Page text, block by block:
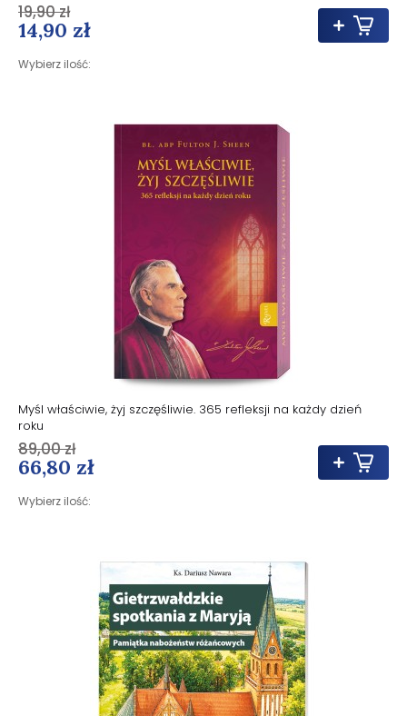
14,90 zł
Wybierz ilość:
19,90 zł
Myśl właściwie, żyj szczęśliwie. 365 refleksji na każdy dzień
roku
66,80 zł
Wybierz ilość:
89,00 zł